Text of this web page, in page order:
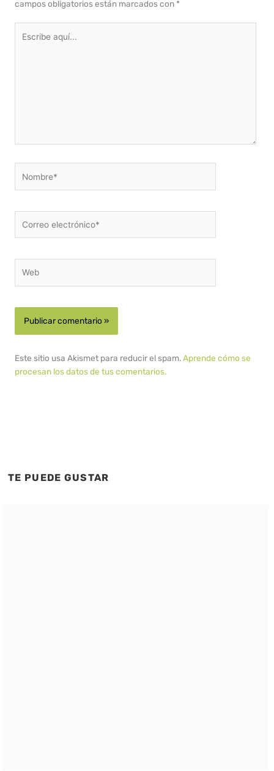
campos obligatorios están marcados con *
aquí...
electrónico*
Este sitio usa Akismet para reducir el spam.Aprende cómo se
procesan los datos de tus comentarios.
TE PUEDE GUSTAR